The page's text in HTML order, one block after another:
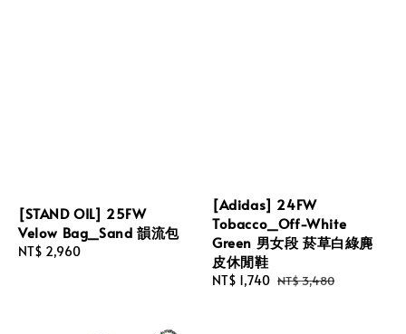
[STAND OIL] 25FW
Velow Bag_Sand 韻流包
Regular
NT$ 2,960
[Adidas] 24FW
Tobacco_Off-White
Green 男女段 菸草白綠麂
皮休閒鞋
Sale
NT$ 1,740 Regular
NT$ 3,480